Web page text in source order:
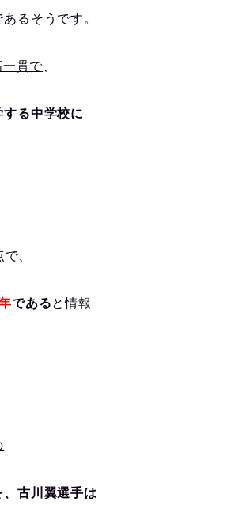
あるそうです。
貫で
する中学校に
、
であると情報
、古川翼選手は